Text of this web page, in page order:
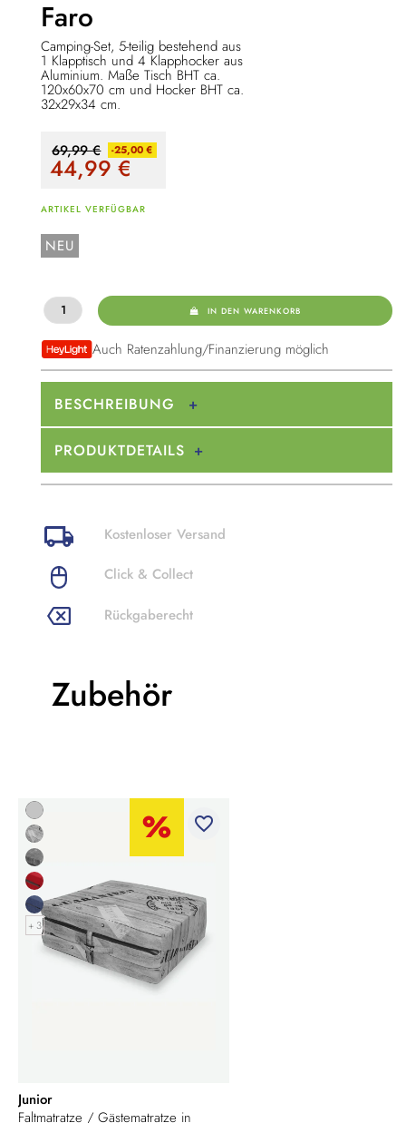
Faro
Camping-Set, 5-teilig bestehend aus
1 Klapptisch und 4 Klapphocker aus
Aluminium. Maße Tisch BHT ca.
120x60x70 cm und Hocker BHT ca.
32x29x34 cm.
69,99 € -25,00 €
44,99€
ARTIKEL VERFÜGBAR
NEU
IN DEN WARENKORB
Auch Ratenzahlung/Finanzierung möglich
BESCHREIBUNG
PRODUKTDETAILS
Kostenloser Versand
Click & Collect
Rückgaberecht
Zubehör
+ 3
favorite_border
Junior
Faltmatratze / Gästematratze in